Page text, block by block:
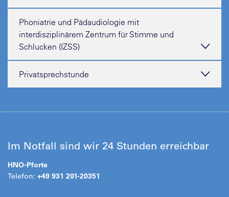
Phoniatrie und Pädaudiologie mit
interdisziplinärem Zentrum für Stimme und
Schlucken (IZSS)
Privatsprechstunde
Im Notfall sind wir 24 Stunden erreichbar
HNO-Pforte
Telefon: +49 931 201-20351